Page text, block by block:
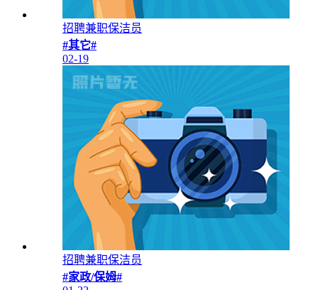
招聘兼职保洁员
#其它#
02-19
招聘兼职保洁员
#家政/保姆#